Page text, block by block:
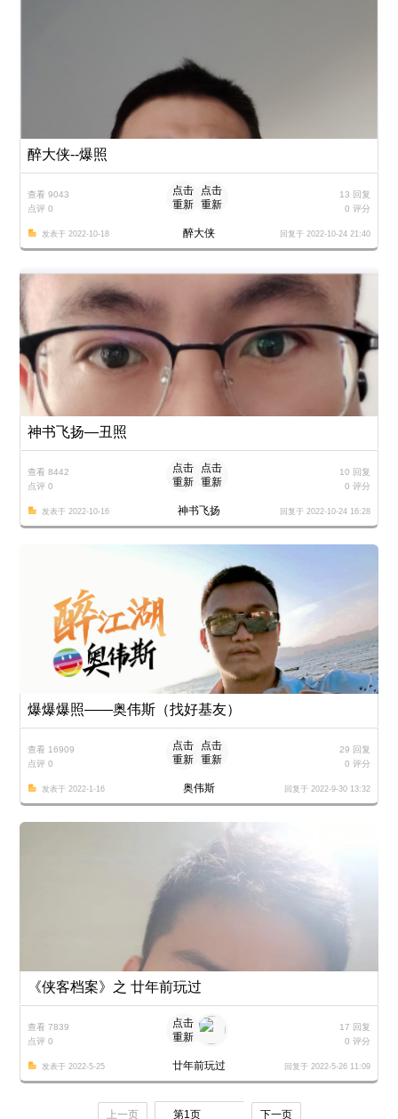
醉大侠--爆照
查看 9043
点评 0
13 回复
0 评分
点击
重新
点击
重新
发表于 2022-10-18 回复于 2022-10-24 21:40
醉大侠
神书飞扬—丑照
查看 8442
点评 0
10 回复
0 评分
点击
重新
点击
重新
发表于 2022-10-16 回复于 2022-10-24 16:28
神书飞扬
爆爆爆照——奥伟斯（找好基友）
查看 16909
点评 0
29 回复
0 评分
点击
重新
点击
重新
发表于 2022-1-16 回复于 2022-9-30 13:32
奥伟斯
《侠客档案》之 廿年前玩过
查看 7839
点评 0
17 回复
0 评分
点击
重新
发表于 2022-5-25 回复于 2022-5-26 11:09
廿年前玩过
上一页 第1页 下一页